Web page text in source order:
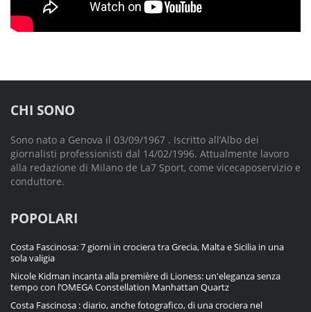
CHI SONO
Sono nato a Genova il 03/09/1967 . Iscritto all’Albo dei
giornalisti professionisti dal 14/02/1996. Attualmente lavoro
alla redazione di Milano de La7 Sport, come vicecaposervizio e
conduttore.
POPOLARI
Costa Fascinosa: 7 giorni in crociera tra Grecia, Malta e Sicilia in una
sola valigia
Nicole Kidman incanta alla première di Lioness: un'eleganza senza
tempo con l’OMEGA Constellation Manhattan Quartz
Costa Fascinosa : diario, anche fotografico, di una crociera nel